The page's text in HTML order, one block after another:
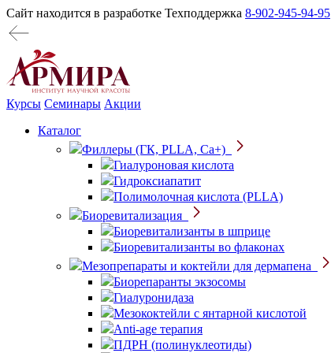
Сайт находится в разработке Техподдержка 8-902-945-94-95
Курсы Семинары Акции
Каталог
Филлеры (ГК, PLLA, Ca+)
Гиалуроновая кислота
Гидроксиапатит
Полимолочная кислота (PLLA)
Биоревитализация
Биоревитализанты в шприце
Биоревитализанты во флаконах
Мезопрепараты и коктейли для дермапена
Биорепаранты экзосомы
Гиалуронидаза
Мезококтейли с янтарной кислотой
Anti-age терапия
ПДРН (полинуклеотиды)